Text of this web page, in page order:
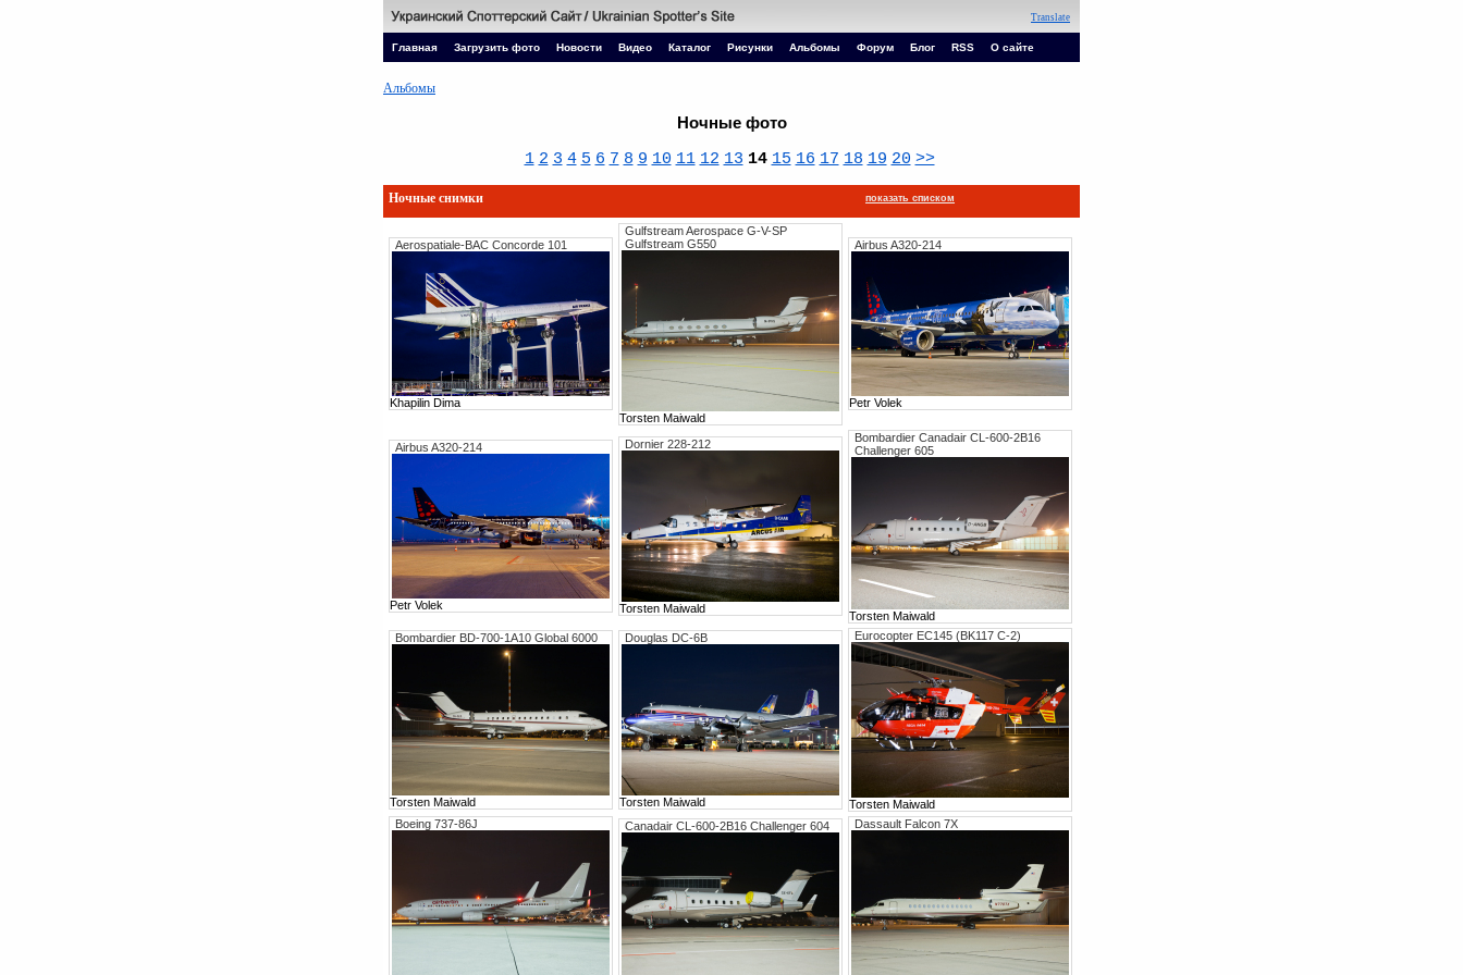
Translate
Главная Загрузить фото Новости Видео Каталог Рисунки Альбомы Форум Блог RSS О сайте
Альбомы
Ночные фото
1 2 3 4 5 6 7 8 9 10 11 12 13 14 15 16 17 18 19 20 >>
Ночные снимки показать списком
Aerospatiale-BAC Concorde 101
Khapilin Dima
Gulfstream Aerospace G-V-SP
Gulfstream G550
Torsten Maiwald
Airbus A320-214
Petr Volek
Airbus A320-214
Petr Volek
Dornier 228-212
Torsten Maiwald
Bombardier Canadair CL-600-2B16
Challenger 605
Torsten Maiwald
Bombardier BD-700-1A10 Global 6000
Torsten Maiwald
Douglas DC-6B
Torsten Maiwald
Eurocopter EC145 (BK117 C-2)
Torsten Maiwald
Boeing 737-86J
Canadair CL-600-2B16 Challenger 604 Dassault Falcon 7X